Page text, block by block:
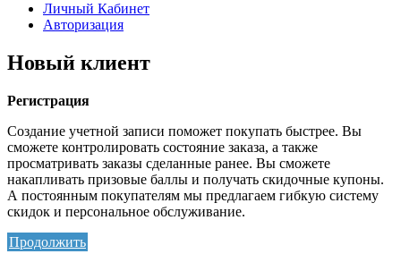
Личный Кабинет
Авторизация
Новый клиент
Регистрация
Создание учетной записи поможет покупать быстрее. Вы
сможете контролировать состояние заказа, а также
просматривать заказы сделанные ранее. Вы сможете
накапливать призовые баллы и получать скидочные купоны.
А постоянным покупателям мы предлагаем гибкую систему
скидок и персональное обслуживание.
Продолжить